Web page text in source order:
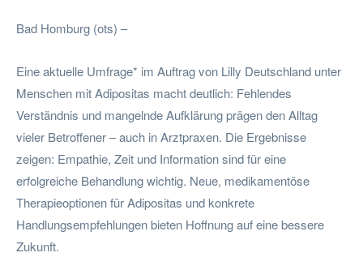
Bad Homburg (ots) –
Eine aktuelle Umfrage* im Auftrag von Lilly Deutschland unter
Menschen mit Adipositas macht deutlich: Fehlendes
Verständnis und mangelnde Aufklärung prägen den Alltag
vieler Betroffener – auch in Arztpraxen. Die Ergebnisse
zeigen: Empathie, Zeit und Information sind für eine
erfolgreiche Behandlung wichtig. Neue, medikamentöse
Therapieoptionen für Adipositas und konkrete
Handlungsempfehlungen bieten Hoffnung auf eine bessere
Zukunft.